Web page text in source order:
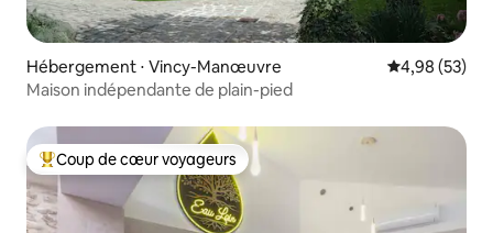
Hébergement ⋅ Vincy-Manœuvre Évaluation
4,98 (53)
Maison indépendante de plain-pied
Coups de cœur voyageurs les plus appréciés
Coup de cœur voyageurs